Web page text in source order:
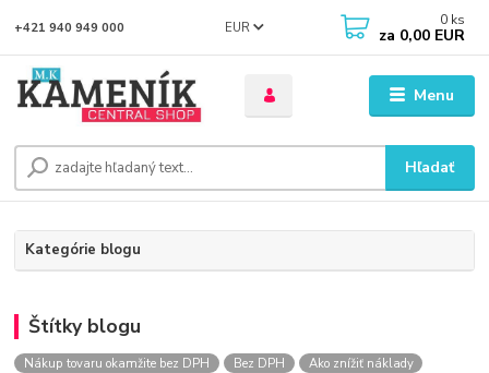
Menu
EUR
Hľadať
+421 940 949 000 0 ks
za 0,00 EUR
Kategórie blogu
Štítky blogu
Nákup tovaru okamžite bez DPH Bez DPH
Ako znížiť náklady